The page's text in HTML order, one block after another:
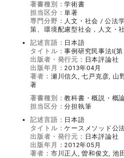
著書種別：学術書
担当区分：単著
専門分野： 人文・社会 / 公法
策、環境配慮型社会，人文・
記述言語： 日本語
タイトル：事例研究民事法I(第
出版者・発行元： 日本評論社
出版年月：2013年04月
著者： 瀬川信久, 七戸克彦,
著
著書種別：教科書・概説・概
担当区分：分担執筆
記述言語： 日本語
タイトル：ケースメソッド公
出版者・発行元： 日本評論社
出版年月：2012年05月
著者： 市川正人, 曽和俊文,